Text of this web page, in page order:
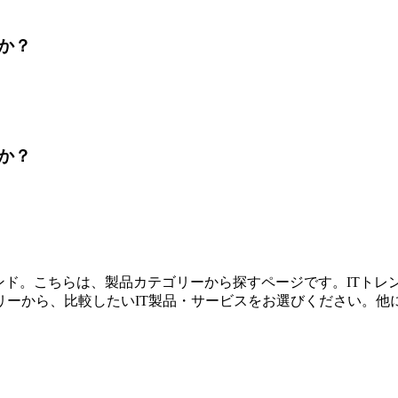
？
？
。こちらは、製品カテゴリーから探すページです。ITト
から、比較したいIT製品・サービスをお選びください。